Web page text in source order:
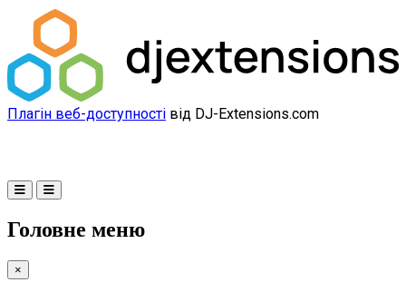
Плагін веб-доступності від DJ-Extensions.com
Головне меню
×